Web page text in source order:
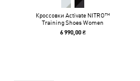
Кроссовки Activate NITRO™
Training Shoes Women
6 990,00 ₴